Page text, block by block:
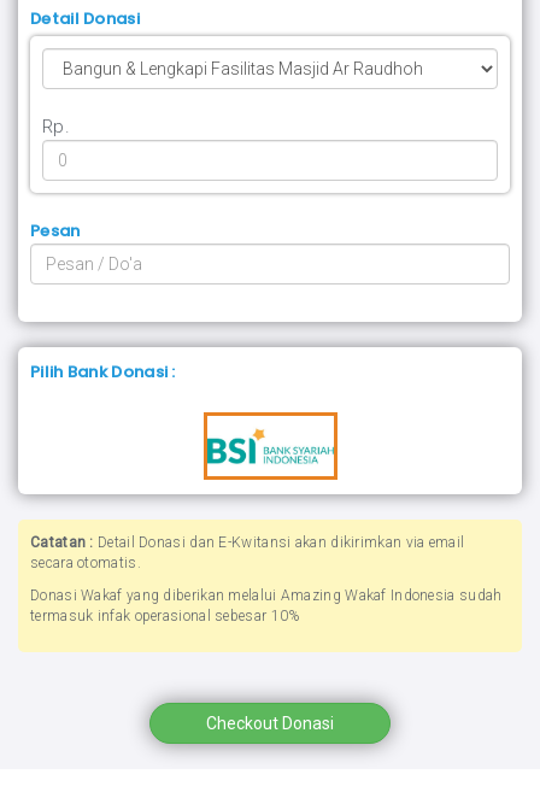
Detail Donasi
Rp.
Pesan
Pilih Bank Donasi :
Catatan : Detail Donasi dan E-Kwitansi akan dikirimkan via email
secara otomatis.
Donasi Wakaf yang diberikan melalui Amazing Wakaf Indonesia sudah
termasuk infak operasional sebesar 10%
Checkout Donasi